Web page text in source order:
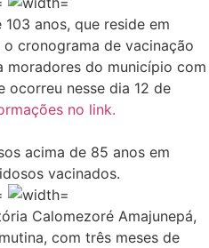
anos, que reside em
cronograma de vacinação
moradores do município com
ocorreu nesse dia 12 de
no link.
acima de 85 anos em
vacinados.
Calomezoré Amajunepá,
com três meses de